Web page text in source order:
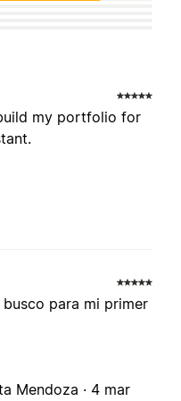
my portfolio for
para mi primer
Mendoza · 4 mar